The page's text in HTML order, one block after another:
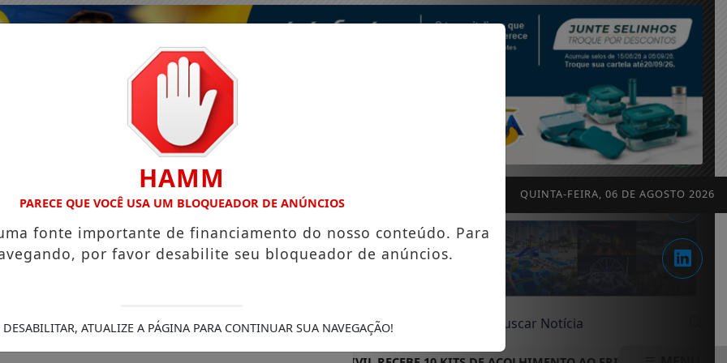
QUINTA-FEIRA, 06 DE AGOSTO 2026
VÍDEOS EVENTOS GASTRONOMIA
HAMM
PARECE QUE VOCÊ USA UM BLOQUEADOR DE ANÚNCIOS
fonte importante de financiamento do nosso conteúdo. Para
por favor desabilite seu bloqueador de anúncios.
DESABILITAR, ATUALIZE A PÁGINA PARA CONTINUAR SUA NAVEGAÇÃO!